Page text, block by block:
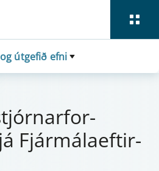
útgefið efni
Fjá­r­mála­eft­i­r­